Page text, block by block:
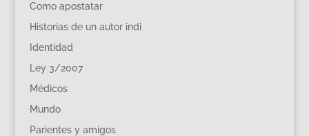
Como apostatar
Historias de un autor indi
Identidad
Ley 3/2007
Médicos
Mundo
Parientes y amigos